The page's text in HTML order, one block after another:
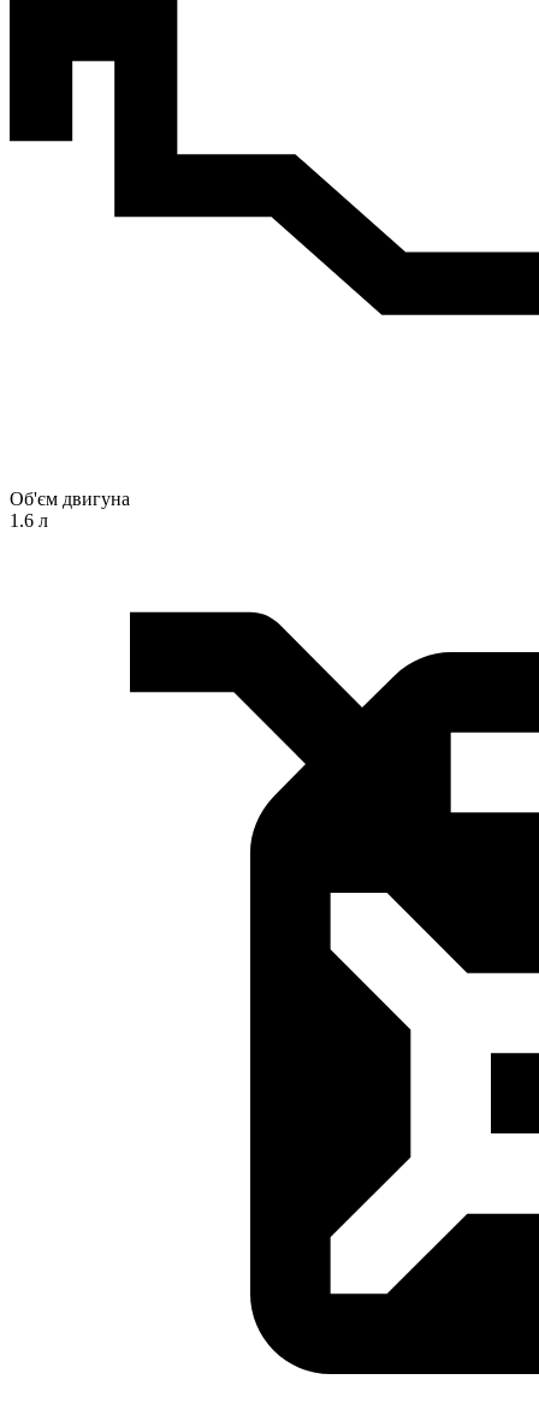
Об'єм двигуна
1.6 л